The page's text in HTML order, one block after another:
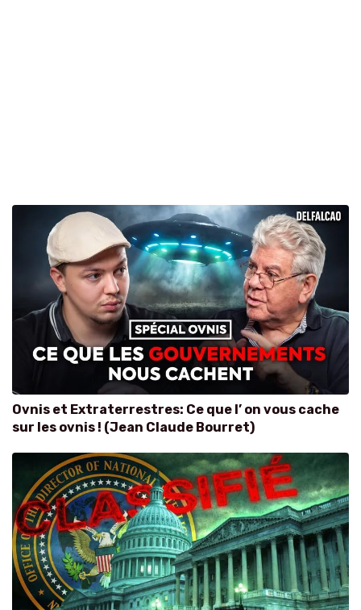
Ovnis et Extraterrestres: Ce que l’ on vous cache
sur les ovnis ! (Jean Claude Bourret)